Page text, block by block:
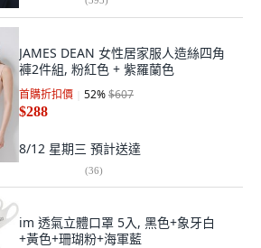
JAMES DEAN 女性居家服人造絲四角
褲2件組, 粉紅色 + 紫羅蘭色
首購折扣價 52%$607
$288
8/12 星期三 預計送達
(36)
im 透氣立體口罩 5入, 黑色+象牙白
+黃色+珊瑚粉+海軍藍